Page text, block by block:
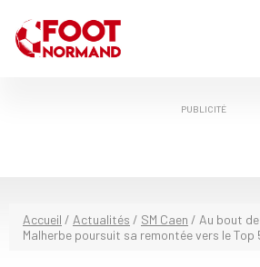
PUBLICITÉ
Accueil / Actualités / SM Caen / Au bout
Malherbe poursuit sa remontée vers le Top